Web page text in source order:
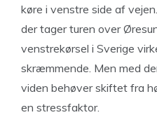
køre i venstre side af
der tager turen over
venstrekørsel i Sverige
skræmmende. Men med
viden behøver skiftet fra
en stressfaktor.